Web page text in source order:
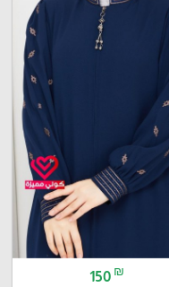
150 ₪